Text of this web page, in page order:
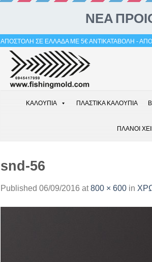
ΑΠΟΣΤΟΛΗ ΣΕ ΕΛΛΑΔΑ ΜΕ 5€ ΑΝΤΙΚΑΤΑΒΟΛΗ -
ΚΑΛΟΥΠΙΑ ΠΛΑΣΤΙΚΑ ΚΑΛΟΥΠΙΑ
ΠΛΑΝΟΙ
snd-56
Published 06/09/2016 at800 × 600 in